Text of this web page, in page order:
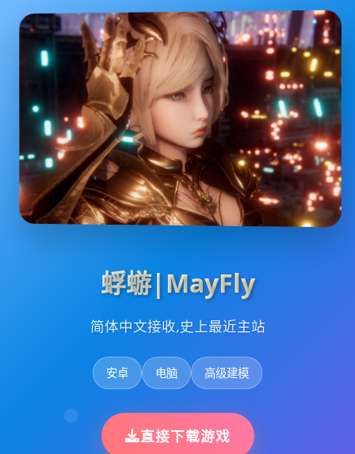
蜉蝣|MayFly
简体中文接收,史上最近主站
安卓 电脑 高级建模
直接下载游戏